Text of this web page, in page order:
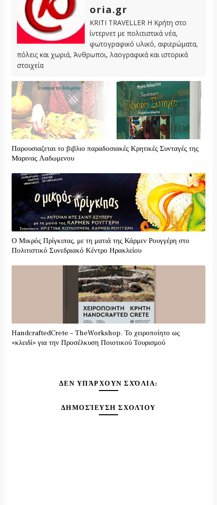
oria.gr
KRITI TRAVELLER Η Κρήτη στο
ίντερνετ με πολιτιστικά νέα,
φωτογραφικό υλικό, αφιερώματα,
πόλεις και χωριά, Άνθρωποι, λαογραφικά και ιστορικά
στοιχεία
Παρουσιαζεται το βιβλιο παραδοσιακές Κρητικές Συνταγές της
Μαρινας Λαδωμενου
Ο Μικρός Πρίγκιπας, με τη ματιά της Κάρμεν Ρουγγέρη στο
Πολιτιστικό Συνεδριακό Κέντρο Ηρακλείου
HandcraftedCrete – TheWorkshop. Το χειροποίητο ως
«κλειδί» για την Προσέλκυση Ποιοτικού Τουρισμού
ΔΕΝ ΥΠΆΡΧΟΥΝ ΣΧΌΛΙΑ:
ΔΗΜΟΣΊΕΥΣΗ ΣΧΟΛΊΟΥ